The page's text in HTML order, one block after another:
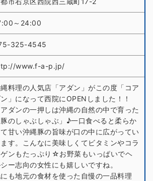
～24:00
325-4545
www.f-a-p.jp/
料理の人気店「アダン」がこの度「コア
ン」になって西院にOPENしました！！
アダンの一押しは沖縄の自然の中で育った
豚のしゃぶしゃぶ」♪一口食べると柔らか
て甘い沖縄豚の旨味が口の中に広がってい
ます。こんなに美味しくてビタミンやコラ
ゲンもたっぷり☆お野菜もいっぱいでヘ
シー志向の女性にも嬉しいですね。
も地元の食材を使った自慢の一品料理